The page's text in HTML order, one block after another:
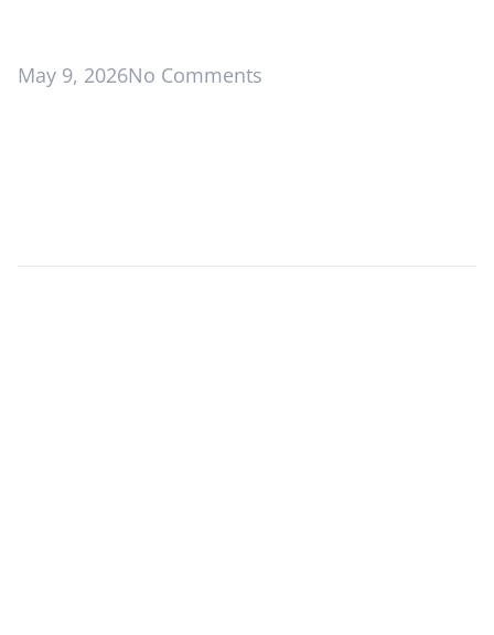
May 9, 2026No Comments